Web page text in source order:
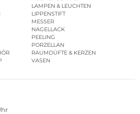
LAMPEN & LEUCHTEN
LIPPENSTIFT
MESSER
NAGELLACK
PEELING
PORZELLAN
RAUMDÜFTE & KERZEN
VASEN